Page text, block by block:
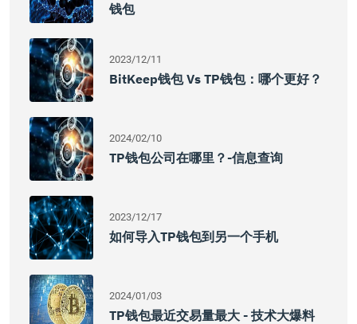
钱包
2023/12/11
BitKeep钱包 Vs TP钱包：哪个更好？
2024/02/10
TP钱包公司在哪里？-信息查询
2023/12/17
如何导入TP钱包到另一个手机
2024/01/03
TP钱包最近交易量最大 - 技术大爆料